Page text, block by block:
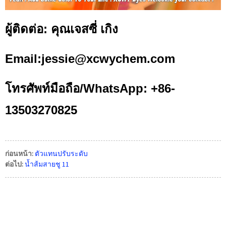
ผู้ติดต่อ: คุณเจสซี่ เกิง
Email:jessie@xcwychem.com
โทรศัพท์มือถือ/WhatsApp: +86-
13503270825
ก่อนหน้า: ตัวแทนปรับระดับ
ต่อไป:น้ำส้มสายชู 11